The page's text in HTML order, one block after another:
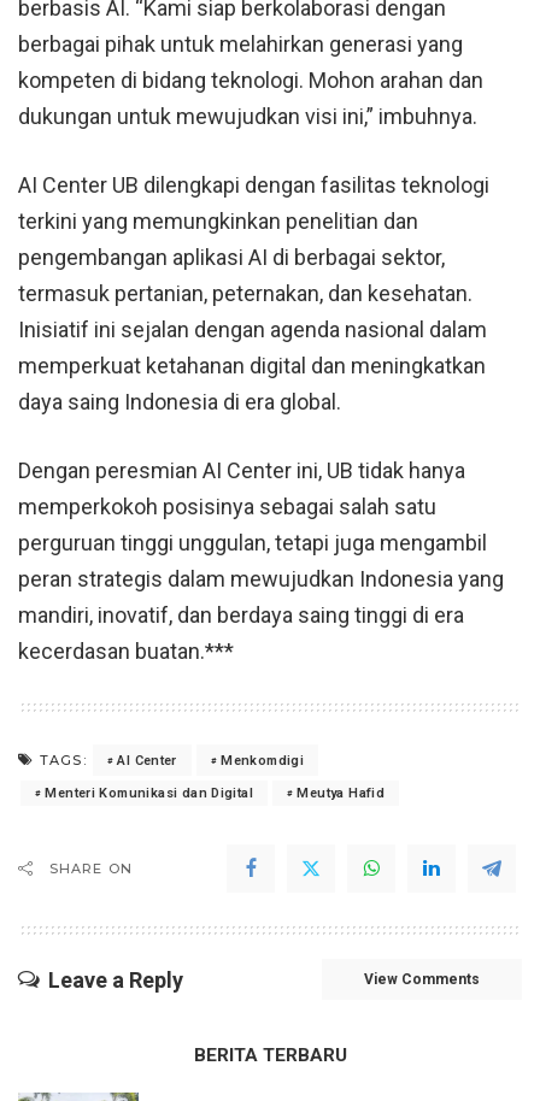
berbasis AI. “Kami siap berkolaborasi dengan
berbagai pihak untuk melahirkan generasi yang
kompeten di bidang teknologi. Mohon arahan dan
dukungan untuk mewujudkan visi ini,” imbuhnya.
AI Center UB dilengkapi dengan fasilitas teknologi
terkini yang memungkinkan penelitian dan
pengembangan aplikasi AI di berbagai sektor,
termasuk pertanian, peternakan, dan kesehatan.
Inisiatif ini sejalan dengan agenda nasional dalam
memperkuat ketahanan digital dan meningkatkan
daya saing Indonesia di era global.
Dengan peresmian AI Center ini, UB tidak hanya
memperkokoh posisinya sebagai salah satu
perguruan tinggi unggulan, tetapi juga mengambil
peran strategis dalam mewujudkan Indonesia yang
mandiri, inovatif, dan berdaya saing tinggi di era
kecerdasan buatan.***
TAGS: AI Center Menkomdigi
Menteri Komunikasi dan Digital Meutya Hafid
SHARE ON
Leave a Reply View Comments
BERITA TERBARU